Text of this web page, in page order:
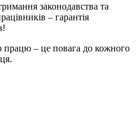
законодавства та
– гарантія
працю – це повага до кожного